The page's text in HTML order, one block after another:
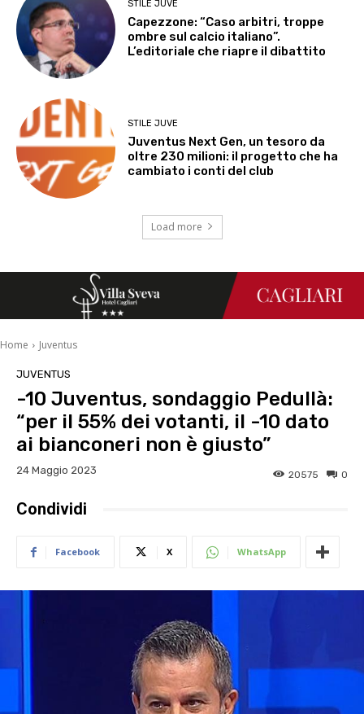
STILE JUVE
Capezzone: “Caso arbitri, troppe
ombre sul calcio italiano”.
L’editoriale che riapre il dibattito
STILE JUVE
Juventus Next Gen, un tesoro da
oltre 230 milioni: il progetto che ha
cambiato i conti del club
Load more